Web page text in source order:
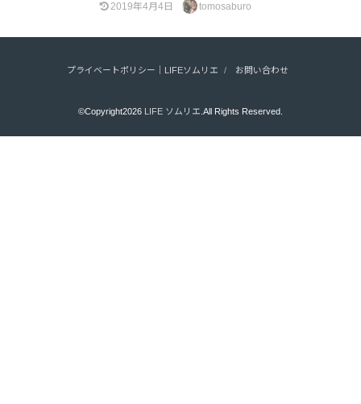
2019年4月4日 tomosaburo
プライベートポリシー｜LIFEソムリエ お問い合わせ
©Copyright2026 LIFE ソムリエ .All Rights Reserved.